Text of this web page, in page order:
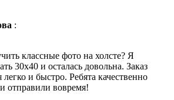
:
классные фото на холсте? Я
30х40 и осталась довольна. Заказ
легко и быстро. Ребята качественно
отправили вовремя!